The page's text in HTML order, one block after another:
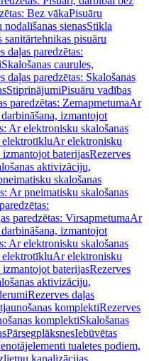
Bez vākaPisuāru
nodalīšanas sienasStikla
sanitārtehnikas pisuāru
daļas paredzētas:
Skalošanas caurules,
daļas paredzētas: Skalošanas
StiprinājumiPisuāru vadības
paredzētas: ZemapmetumaAr
izmantojot
Ar elektronisku skalošanas
elektrotīkluAr elektronisku
baterijasRezerves
aktivizāciju,
skalošanas
Ar pneimatisku skalošanas
paredzētas: VirsapmetumaAr
izmantojot
Ar elektronisku skalošanas
elektrotīkluAr elektronisku
baterijasRezerves
aktivizāciju,
Rezerves daļas
komplektiRezerves
komplektiSkalošanas
PārsegplāksnesIebūvētas
tualetes podiem,
kanalizācijas